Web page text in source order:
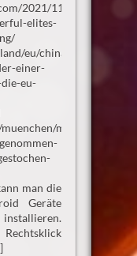
2021/11/victim-
elites-
eu/china-
einer-
eu-
muenchen-
man die
Geräte